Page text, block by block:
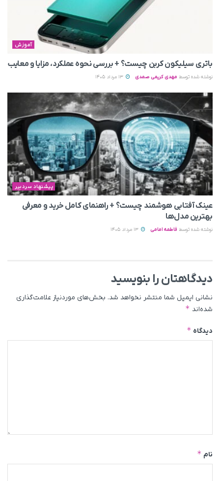
آموزش
باتری سیلیکون کربن چیست؟ + بررسی نحوه عملکرد، مزایا و معایب
نوشته شده توسط مهدی کریمی صمدی
پیشنهاد سردبیر
عینک آفتابی هوشمند چیست؟ + راهنمای کامل خرید و معرفی
بهترین مدل‌ها
نوشته شده توسط فاطمه امامی
دیدگاهتان را بنویسید
نشانی ایمیل شما منتشر نخواهد شد. بخش‌های موردنیاز علامت‌گذاری
شده‌اند *
دیدگاه *
نام *